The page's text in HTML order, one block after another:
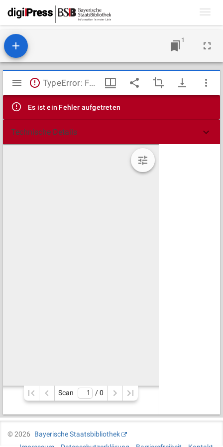
1
Mirador
Viewer
TypeError: Failed to fetch
Es ist ein Fehler aufgetreten
Technische Details
Scan / 0
©2026
Bayerische Staatsbibliothek